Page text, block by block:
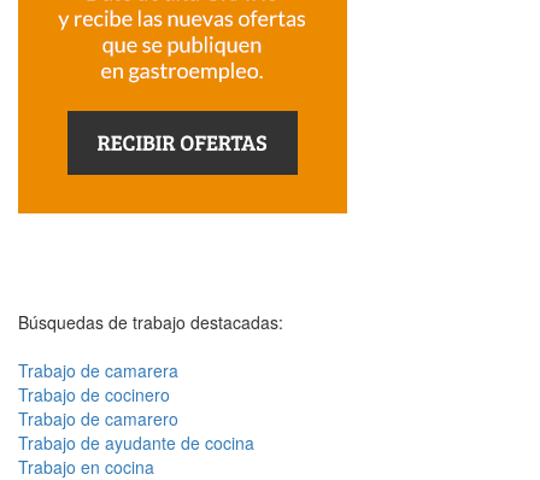
Búsquedas de trabajo destacadas:
Trabajo de camarera
Trabajo de cocinero
Trabajo de camarero
Trabajo de ayudante de cocina
Trabajo en cocina